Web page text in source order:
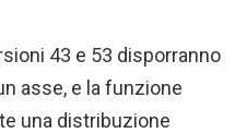
43 e 53 disporranno
asse, e la funzione
una distribuzione